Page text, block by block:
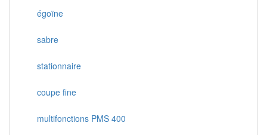
égoïne
sabre
stationnaire
coupe fine
multifonctions PMS 400